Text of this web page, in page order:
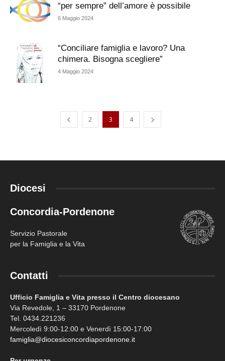
“per sempre” dell’amore è possibile
6 Maggio 2024
“Conciliare famiglia e lavoro? Una
chimera. Bisogna scegliere”
4 Maggio 2024
2 3 4
Diocesi
Concordia-Pordenone
Servizio Pastorale
per la Famiglia e la Vita
Contatti
Ufficio Famiglia e Vita presso il Centro diocesano
Via Revedole, 1 – 33170 Pordenone
Tel. 0434.221236
Mercoledì 9:00-12:00 e Venerdì 15:00-17:00
famiglia@diocesiconcordiapordenone.it